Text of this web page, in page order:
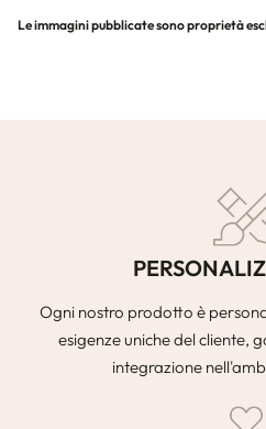
Le immagini pubblicate sono proprietà
Ogni nostro prodotto è
esigenze uniche del cliente,
integrazione